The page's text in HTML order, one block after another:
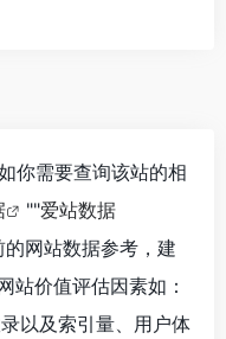
你需要查询该站的相
""爱站数据
网站数据参考，建
站价值评估因素如：
以及索引量、用户体